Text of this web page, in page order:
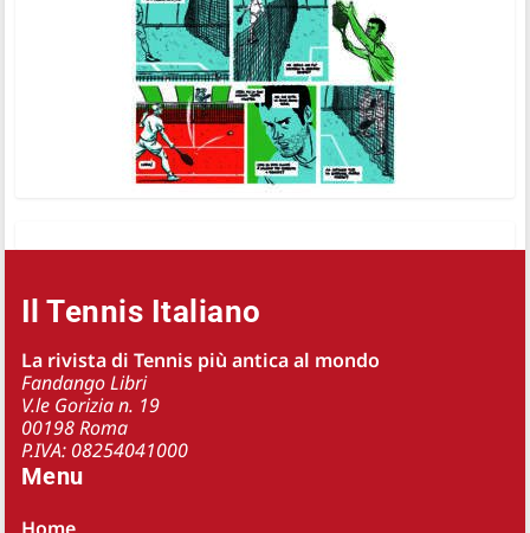
Il Tennis Italiano
La rivista di Tennis più antica al mondo
Fandango Libri
V.le Gorizia n. 19
00198 Roma
P.IVA: 08254041000
Menu